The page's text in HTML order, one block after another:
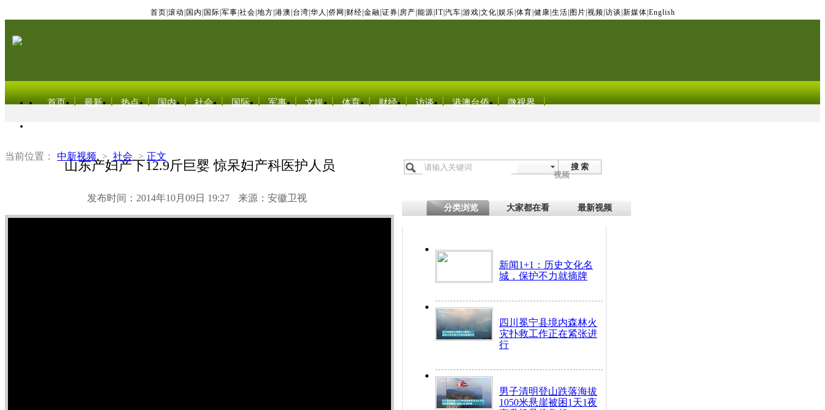
首页 滚动 国内 国际 军事 社会 地方 港澳 台湾 华人 侨网 财经 金融 证券 房产 能源 IT| 汽车 游戏 文化 娱乐 体育 健康 生活 图片 视频 访谈 新媒体 English
首页 最新 热点 国内 社会 国际 军事 文娱 体育 财经 访谈 港澳台侨 微视界
当前位置： 中新视频 > 社会 > 正文
山东产妇产下12.9斤巨婴 惊呆妇产科医护人员
发布时间：2014年10月09日 19:27 来源：安徽卫视
搜 索
视频
分类浏览 大家都在看 最新视频
新闻1+1：历史文化名
城，保护不力就摘牌
四川冕宁县境内森林火
灾扑救工作正在紧张进
行
男子清明登山跌落海拔
1050米悬崖被困1天1夜